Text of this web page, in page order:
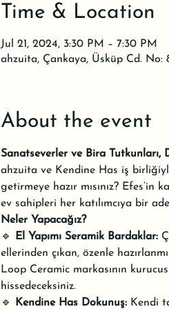
Time & Location
Jul 21, 2024, 3:30 PM – 7:30 PM
ahzuita, Çankaya, Üsküp Cd.
About the event
Sanatseverler ve Bira Tutkunları,
ahzuita ve Kendine Has iş
getirmeye hazır mısınız?
ev sahipleri her katılımcıya bir
Neler Yapacağız?
🔹
El Yapımı Seramik Bardaklar:
ellerinden çıkan, özenle
Loop Ceramic markasının
hissedeceksiniz.
🔹
Kendine Has Dokunuş: Kendi